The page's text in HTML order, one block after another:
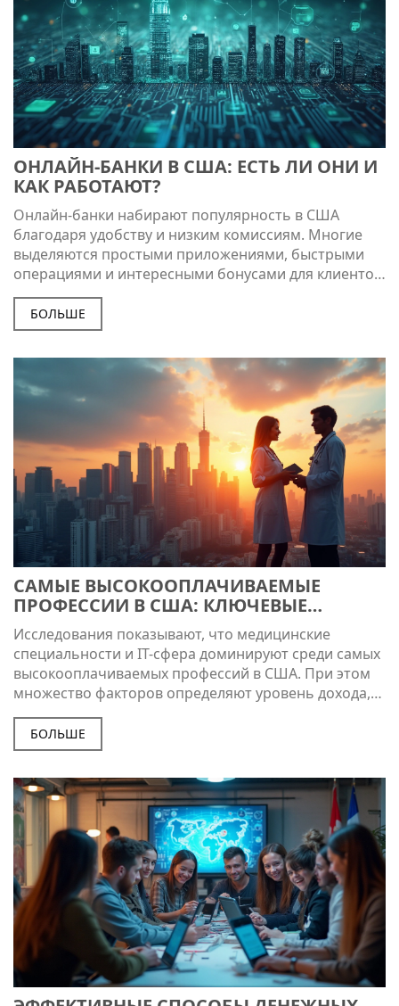
ОНЛАЙН-БАНКИ В США: ЕСТЬ ЛИ ОНИ И
КАК РАБОТАЮТ?
Онлайн-банки набирают популярность в США
благодаря удобству и низким комиссиям. Многие
выделяются простыми приложениями, быстрыми
операциями и интересными бонусами для клиентов.
В статье рассматриваются особенности работы
онлайн-банков в США, их преимущества и
недостатки. Также предлагаются советы для выбора
БОЛЬШЕ
САМЫЕ ВЫСОКООПЛАЧИВАЕМЫЕ
ПРОФЕССИИ В США: КЛЮЧЕВЫЕ
АСПЕКТЫ И СОВЕТЫ
Исследования показывают, что медицинские
специальности и IT-сфера доминируют среди самых
высокооплачиваемых профессий в США. При этом
множество факторов определяют уровень дохода,
включая образование, опыт и навыки. Важно
понимать, что для достижения успеха в любой
профессии необходимы постоянное обучение и
направлениях, необходимых компетенциях и
полезные советы для достижения финансового
успеха в Америке.
БОЛЬШЕ